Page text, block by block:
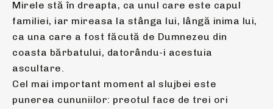
Mirele stă în dreapta, ca unul care este capul
familiei, iar mireasa la stânga lui, lângă inima lui,
ca una care a fost făcută de Dumnezeu din
coasta bărbatului, datorându-i acestuia
ascultare.
Cel mai important moment al slujbei este
punerea cununiilor: preotul face de trei ori